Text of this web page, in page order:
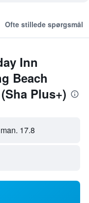
Ofte stillede spørgsmål
Inn
Beach
Plus+)
man. 17.8